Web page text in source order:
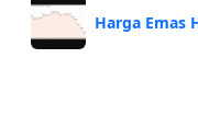
Harga Emas